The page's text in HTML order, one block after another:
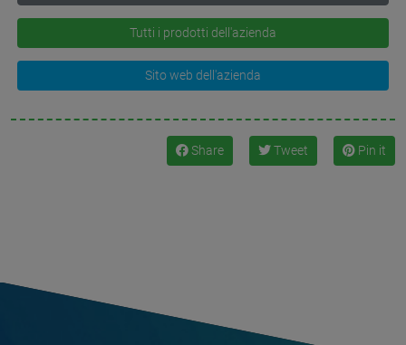
Tutti i prodotti dell'azienda
Sito web dell'azienda
Share Tweet Pin it